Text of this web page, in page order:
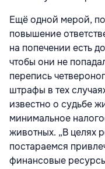
Ещё одной мерой,
повышение
на попечении есть
чтобы они не
перепись
штрафы в тех
известно о судьбе
минимальное
животных. „В целях
постараемся
финансовые